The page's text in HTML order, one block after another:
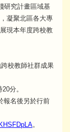
研究計畫區域基
凝聚北區各大專
現本年度跨校教
校教師社群成果
分。
報名後另於行前
。